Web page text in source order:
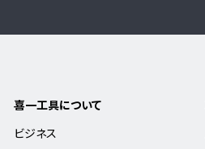
喜一工具について
ビジネス